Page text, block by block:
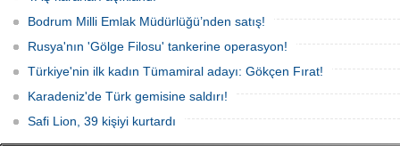
Bodrum Milli Emlak Müdürlüğü’nden satış!
Rusya'nın 'Gölge Filosu' tankerine operasyon!
Türkiye'nin ilk kadın Tümamiral adayı: Gökçen Fırat!
Karadeniz'de Türk gemisine saldırı!
Safi Lion, 39 kişiyi kurtardı